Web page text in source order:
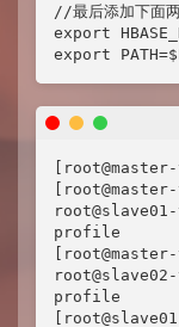
//最后添加下面
export
export
profile
profile